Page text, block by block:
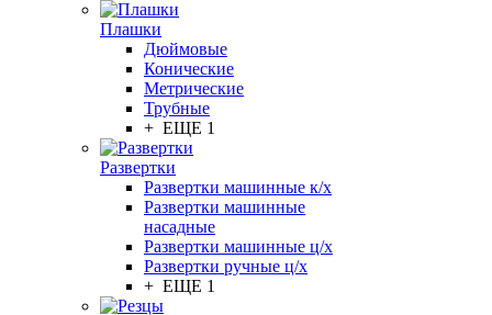
Плашки
Дюймовые
Конические
Метрические
Трубные
+ ЕЩЕ 1
Развертки
Развертки машинные к/х
Развертки машинные
насадные
Развертки машинные ц/х
Развертки ручные ц/х
+ ЕЩЕ 1